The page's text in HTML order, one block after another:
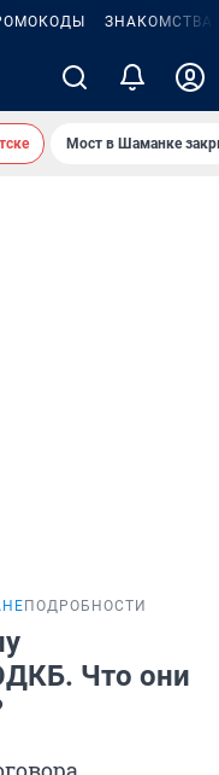
ЗНАКОМСТВА
Мост в Шаманке
ПОДРОБНОСТИ
Что они